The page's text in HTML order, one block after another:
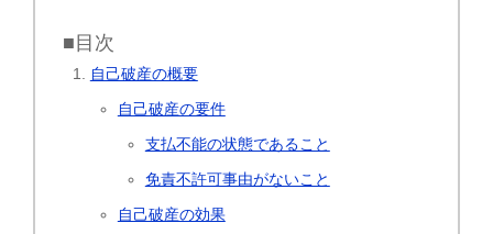
■目次
自己破産の概要
自己破産の要件
支払不能の状態であること
免責不許可事由がないこと
自己破産の効果